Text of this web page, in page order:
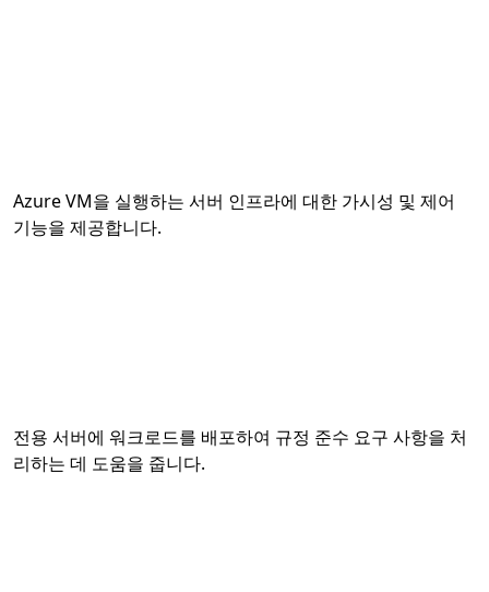
Azure VM을 실행하는 서버 인프라에 대한 가시성 및 제어
기능을 제공합니다.
전용 서버에 워크로드를 배포하여 규정 준수 요구 사항을 처
리하는 데 도움을 줍니다.